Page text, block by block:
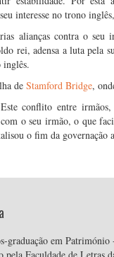
interesse no trono
alianças contra o
rei, adensa a luta pela
inglês.
de Stamford Bridge,
conflito entre
o seu irmão, o que
o fim da governação
graduação em